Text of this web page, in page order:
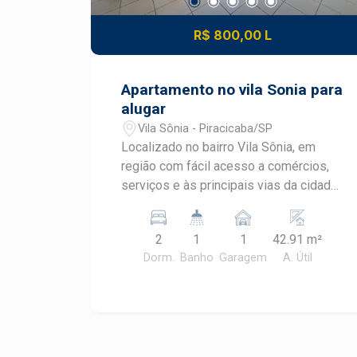
R$ 800,00 L
Apartamento no vila Sonia para
alugar
Vila Sônia - Piracicaba/SP
Localizado no bairro Vila Sônia, em
região com fácil acesso a comércios,
serviços e às principais vias da cidade,
busca praticidade e conforto no dia a
e conta com: 2 dormitórios Sala de
2
Dorm.
1
Banho
1
Garagem
42.91 m²
A. Útil